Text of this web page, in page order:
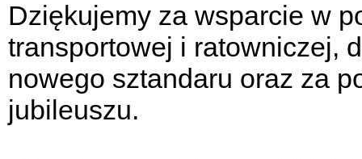
Dziękujemy za wsparcie w
transportowej i ratowniczej,
nowego sztandaru oraz za
jubileuszu.